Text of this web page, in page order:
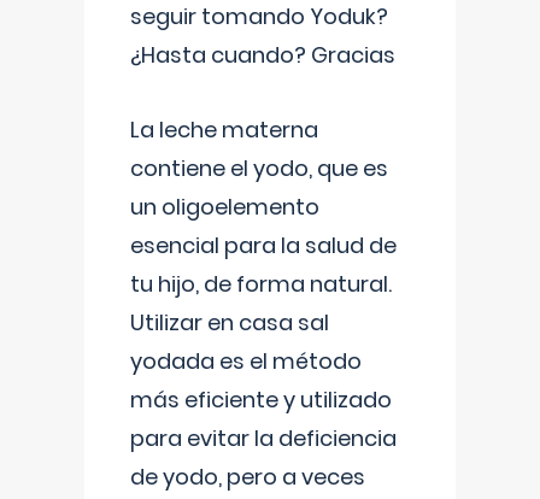
seguir tomando Yoduk?
¿Hasta cuando? Gracias
La leche materna
contiene el yodo, que es
un oligoelemento
esencial para la salud de
tu hijo, de forma natural.
Utilizar en casa sal
yodada es el método
más eficiente y utilizado
para evitar la deficiencia
de yodo, pero a veces